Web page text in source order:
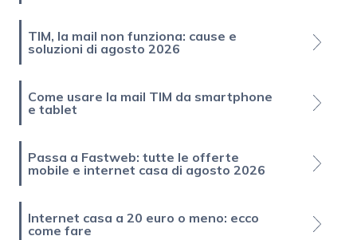
TIM, la mail non funziona: cause e
soluzioni di agosto 2026
Come usare la mail TIM da smartphone
e tablet
Passa a Fastweb: tutte le offerte
mobile e internet casa di agosto 2026
Internet casa a 20 euro o meno: ecco
come fare